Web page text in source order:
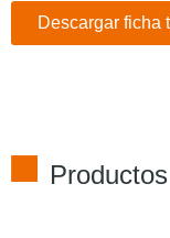
Descargar ficha